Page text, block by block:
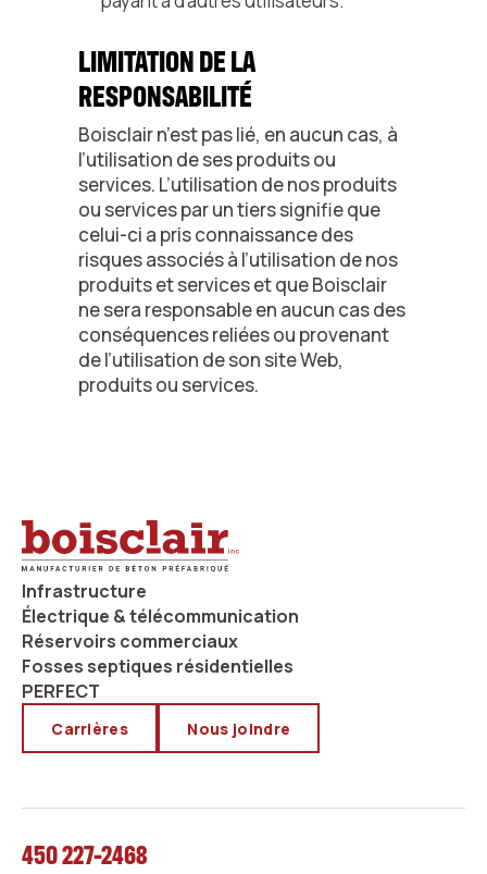
LIMITATION DE LA
RESPONSABILITÉ
Boisclair n’est pas lié, en aucun cas, à
l’utilisation de ses produits ou
services. L’utilisation de nos produits
ou services par un tiers signifie que
celui-ci a pris connaissance des
risques associés à l’utilisation de nos
produits et services et que Boisclair
ne sera responsable en aucun cas des
conséquences reliées ou provenant
de l’utilisation de son site Web,
produits ou services.
Infrastructure
Électrique & télécommunication
Réservoirs commerciaux
Fosses septiques résidentielles
PERFECT
Carrières Nous joindre
450 227-2468